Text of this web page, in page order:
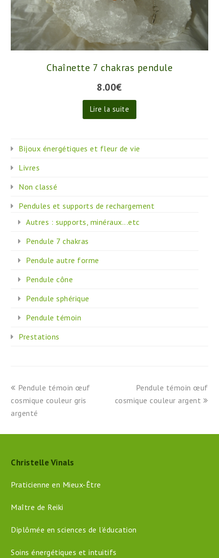
Chaînette 7 chakras pendule
8.00€
Lire la suite
Bijoux énergétiques et fleur de vie
Livres
Non classé
Pendules et supports de rechargement
Autres : supports, minéraux...etc
Pendule 7 chakras
Pendule autre forme
Pendule cône
Pendule sphérique
Pendule témoin
Prestations
previous
post:
Pendule témoin œuf
cosmique couleur gris
argenté
next
post:
Pendule témoin œuf
cosmique couleur argent
Christelle Vinals
Praticienne en Mieux-Être
Maître de Reiki
Diplômée en sciences de l’éducation
Soins énergétiques et intuitifs